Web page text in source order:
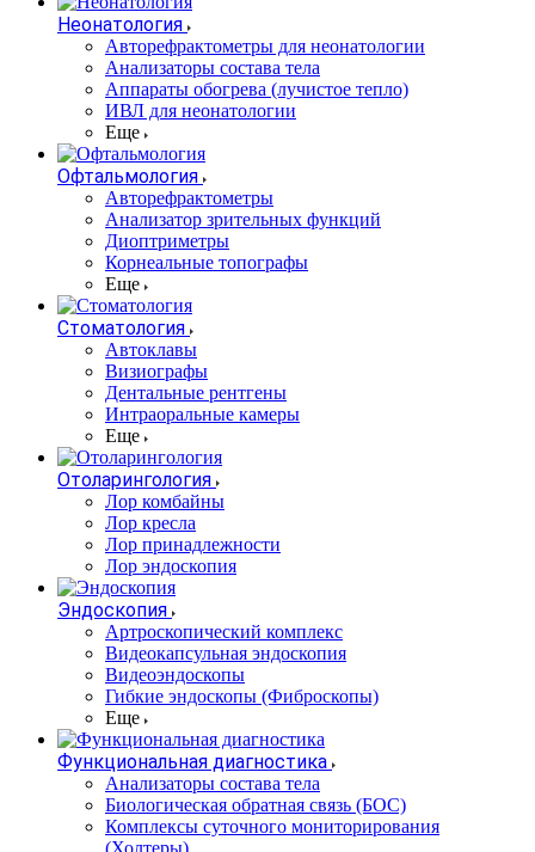
Неонатология
Авторефрактометры для неонатологии
Анализаторы состава тела
Аппараты обогрева (лучистое тепло)
ИВЛ для неонатологии
Еще
Офтальмология
Авторефрактометры
Анализатор зрительных функций
Диоптриметры
Корнеальные топографы
Еще
Стоматология
Автоклавы
Визиографы
Дентальные рентгены
Интраоральные камеры
Еще
Отоларингология
Лор комбайны
Лор кресла
Лор принадлежности
Лор эндоскопия
Эндоскопия
Артроскопический комплекс
Видеокапсульная эндоскопия
Видеоэндоскопы
Гибкие эндоскопы (Фиброcкопы)
Еще
Функциональная диагностика
Анализаторы состава тела
Биологическая обратная связь (БОС)
Комплексы суточного мониторирования
(Холтеры)